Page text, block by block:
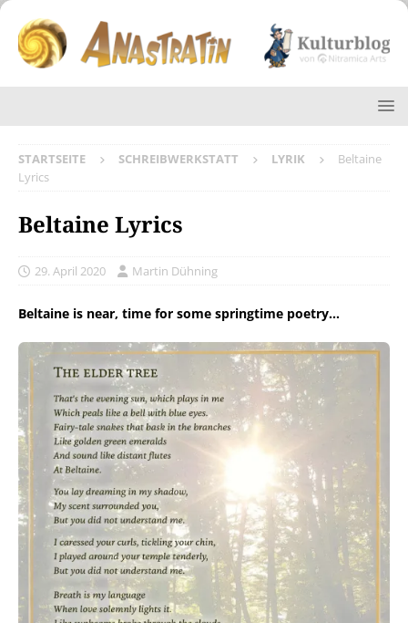
STARTSEITE SCHREIBWERKSTATT LYRIK
Beltaine
Lyrics
Beltaine Lyrics
29. April 2020 Martin Dühning
Beltaine is near, time for some springtime poetry…